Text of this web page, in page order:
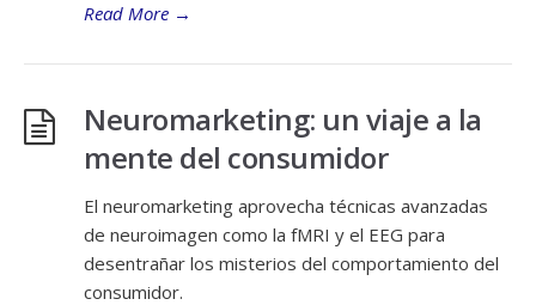
Read More →
Neuromarketing: un viaje a la
mente del consumidor
El neuromarketing aprovecha técnicas avanzadas
de neuroimagen como la fMRI y el EEG para
desentrañar los misterios del comportamiento del
consumidor.